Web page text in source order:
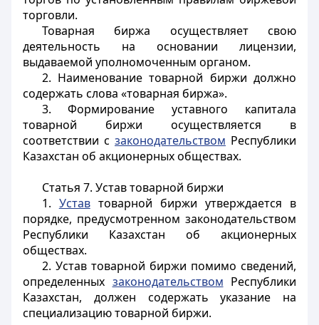
торговли.
Товарная биржа осуществляет свою
деятельность на основании лицензии,
выдаваемой уполномоченным органом.
2. Наименование товарной биржи должно
содержать слова «товарная биржа».
3. Формирование уставного капитала
товарной биржи осуществляется в
соответствии с законодательством Республики
Казахстан об акционерных обществах.
Статья 7. Устав товарной биржи
1. Уставтоварной биржи утверждается в
порядке, предусмотренном законодательством
Республики Казахстан об акционерных
обществах.
2. Устав товарной биржи помимо сведений,
определенных законодательством Республики
Казахстан, должен содержать указание на
специализацию товарной биржи.